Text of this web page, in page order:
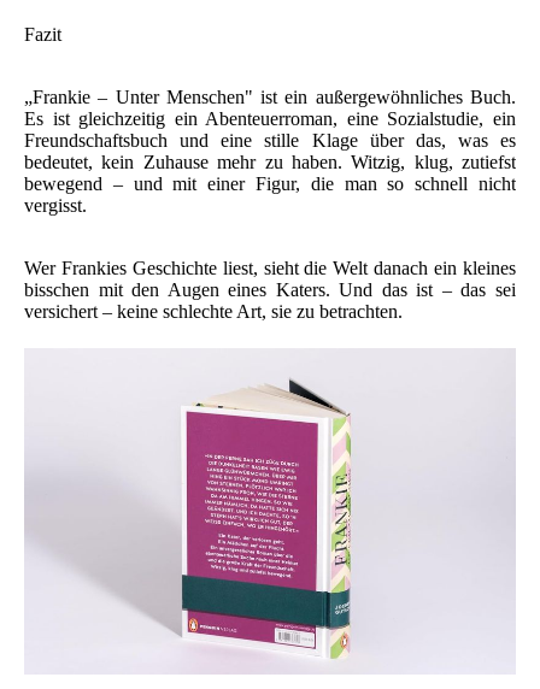
Fazit
„Frankie – Unter Menschen" ist ein außergewöhnliches Buch.
Es ist gleichzeitig ein Abenteuerroman, eine Sozialstudie, ein
Freundschaftsbuch und eine stille Klage über das, was es
bedeutet, kein Zuhause mehr zu haben. Witzig, klug, zutiefst
bewegend – und mit einer Figur, die man so schnell nicht
vergisst.
Wer Frankies Geschichte liest, sieht die Welt danach ein kleines
bisschen mit den Augen eines Katers. Und das ist – das sei
versichert – keine schlechte Art, sie zu betrachten.